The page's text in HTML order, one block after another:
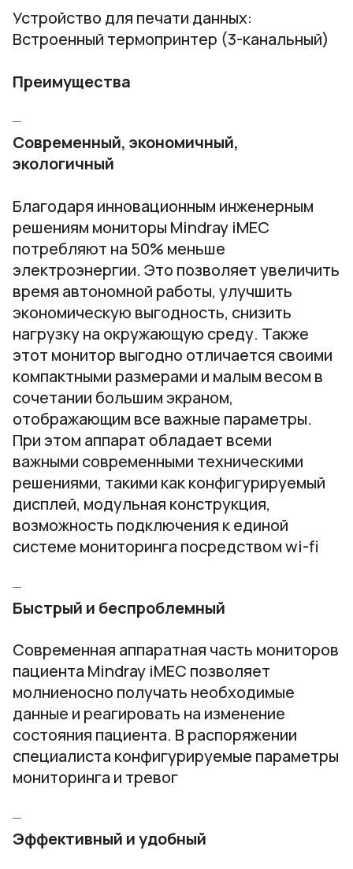
Устройство для печати данных:
Встроенный термопринтер (3-канальный)
Преимущества
Современный, экономичный,
экологичный
Благодаря инновационным инженерным
решениям мониторы Mindray iMEC
потребляют на 50% меньше
электроэнергии. Это позволяет увеличить
время автономной работы, улучшить
экономическую выгодность, снизить
нагрузку на окружающую среду. Также
этот монитор выгодно отличается своими
компактными размерами и малым весом в
сочетании большим экраном,
отображающим все важные параметры.
При этом аппарат обладает всеми
важными современными техническими
решениями, такими как конфигурируемый
дисплей, модульная конструкция,
возможность подключения к единой
системе мониторинга посредством wi-fi
Быстрый и беспроблемный
Современная аппаратная часть мониторов
пациента Mindray iMEC позволяет
молниеносно получать необходимые
данные и реагировать на изменение
состояния пациента. В распоряжении
специалиста конфигурируемые параметры
мониторинга и тревог
Эффективный и удобный